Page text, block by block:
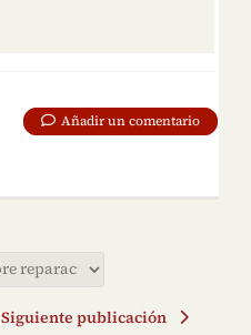
Añadir un comentario
Siguiente publicación